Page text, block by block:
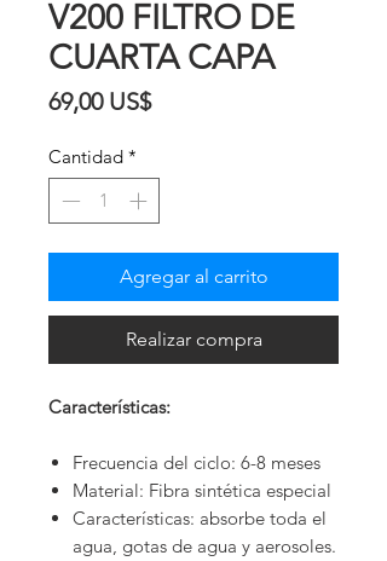
V200 FILTRO DE
CUARTA CAPA
69,00 US$Precio
Cantidad *
Agregar al carrito
Realizar compra
Características:
Frecuencia del ciclo: 6-8 meses
Material: Fibra sintética especial
Características: absorbe toda el
agua, gotas de agua y aerosoles.